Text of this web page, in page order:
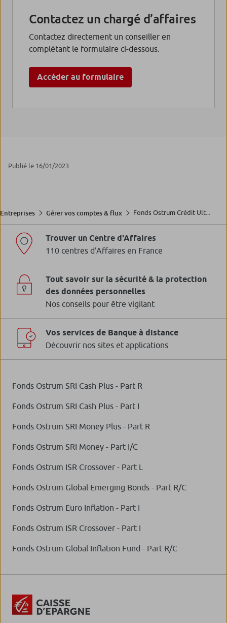
Contactez un chargé d’affaires
Contactez directement un conseiller en
complétant le formulaire ci-dessous.
Accéder au formulaire
Publié le 16/01/2023
Entreprises Gérer vos comptes & flux Fonds Ostrum Crédit Ult...
Trouver un Centre d'Affaires
110 centres d'Affaires en France
Tout savoir sur la sécurité & la protection
des données personnelles
Nos conseils pour être vigilant
Vos services de Banque à distance
Découvrir nos sites et applications
Fonds Ostrum SRI Cash Plus - Part R
Fonds Ostrum SRI Cash Plus - Part I
Fonds Ostrum SRI Money Plus - Part R
Fonds Ostrum SRI Money - Part I/C
Fonds Ostrum ISR Crossover - Part L
Fonds Ostrum Global Emerging Bonds - Part R/C
Fonds Ostrum Euro Inflation - Part I
Fonds Ostrum ISR Crossover - Part I
Fonds Ostrum Global Inflation Fund - Part R/C